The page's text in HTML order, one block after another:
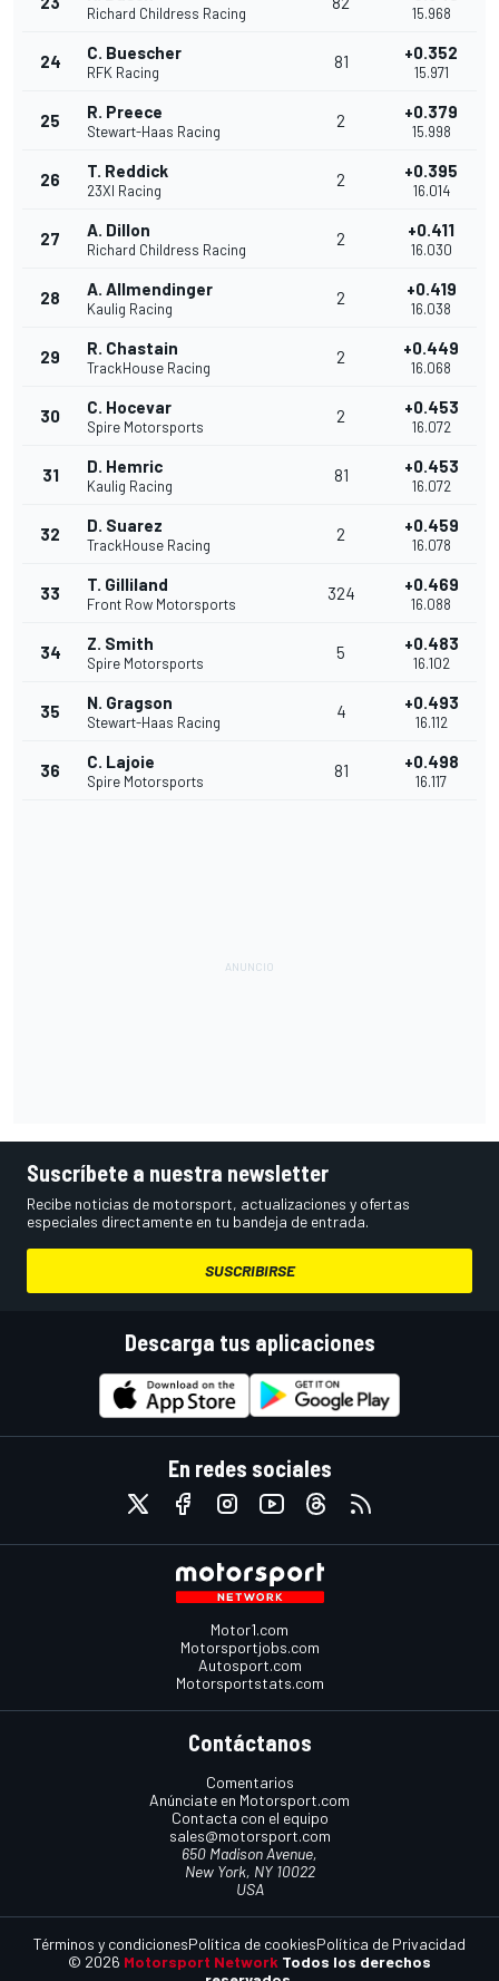
Richard Childress Racing 15.968
24 C. Buescher
RFK Racing
81 +0.352
15.971
25 R. Preece
Stewart-Haas Racing
2 +0.379
15.998
26 T. Reddick
23XI Racing
2 +0.395
16.014
27 A. Dillon
Richard Childress Racing
2 +0.411
16.030
28 A. Allmendinger
Kaulig Racing
2 +0.419
16.038
29 R. Chastain
TrackHouse Racing
2 +0.449
16.068
30 C. Hocevar
Spire Motorsports
2 +0.453
16.072
31 D. Hemric
Kaulig Racing
81 +0.453
16.072
32 D. Suarez
TrackHouse Racing
2 +0.459
16.078
33 T. Gilliland
Front Row Motorsports
324 +0.469
16.088
34 Z. Smith
Spire Motorsports
5 +0.483
16.102
35 N. Gragson
Stewart-Haas Racing
4 +0.493
16.112
36 C. Lajoie
Spire Motorsports
81 +0.498
16.117
Suscríbete a nuestra newsletter
Recibe noticias de motorsport, actualizaciones y ofertas
especiales directamente en tu bandeja de entrada.
SUSCRIBIRSE
Descarga tus aplicaciones
En redes sociales
Motor1.com
Motorsportjobs.com
Autosport.com
Motorsportstats.com
Contáctanos
Comentarios
Anúnciate en Motorsport.com
Contacta con el equipo
sales@motorsport.com
650 Madison Avenue,
New York, NY 10022
USA
© 2026 Motorsport Network Todos los derechos
Términos y condicionesPolítica de cookiesPolítica de Privacidad